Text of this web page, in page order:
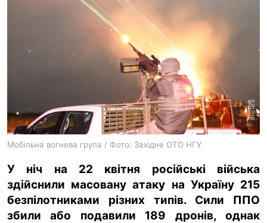
архів
gambling
Мобільна вогнева група / Фото: Західне ОТО НГУ
У ніч на 22 квітня російські війська
здійснили масовану атаку на Україну 215
безпілотниками різних типів. Сили ППО
збили або подавили 189 дронів, однак